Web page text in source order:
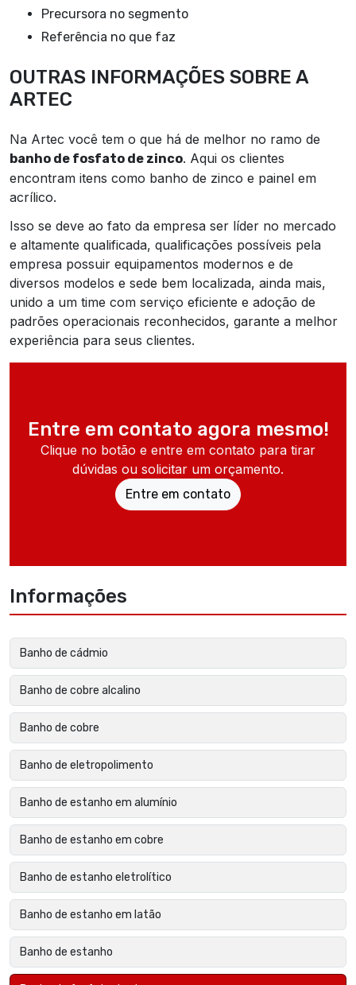
precursora no segmento
referência no que faz
OUTRAS INFORMAÇÕES SOBRE A
ARTEC
Na Artec você tem o que há de melhor no ramo de
banho de fosfato de zinco. Aqui os clientes
encontram itens como banho de zinco e painel em
acrílico.
Isso se deve ao fato da empresa ser líder no mercado
e altamente qualificada, qualificações possíveis pela
empresa possuir equipamentos modernos e de
diversos modelos e sede bem localizada, ainda mais,
unido a um time com serviço eficiente e adoção de
padrões operacionais reconhecidos, garante a melhor
experiência para seus clientes.
Entre em contato agora mesmo!
Clique no botão e entre em contato para tirar
dúvidas ou solicitar um orçamento.
Entre em contato
Informações
Banho de cádmio
Banho de cobre alcalino
Banho de cobre
Banho de eletropolimento
Banho de estanho em alumínio
Banho de estanho em cobre
Banho de estanho eletrolítico
Banho de estanho em latão
Banho de estanho